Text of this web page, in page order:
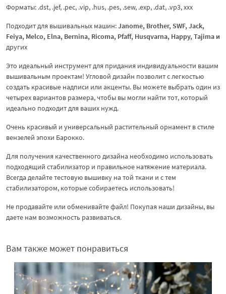
Форматы: .dst, .jef, .pec, .vip, .hus, .pes, .sew, .exp, .dat, .vp3, xxx
Подходит для вышивальных машин:Janome, Brother, SWF, Jack,
Feiya, Melco, Elna, Bernina, Ricoma, Pfaff, Husqvarna, Happy, Tajima и
других
Это идеальный инструмент для придания индивидуальности вашим
вышивальным проектам! Угловой дизайн позволит с легкостью
создать красивые надписи или акценты. Вы можете выбрать один из
четырех вариантов размера, чтобы вы могли найти тот, который
идеально подходит для ваших нужд.
Очень красивый и универсальный растительный орнамент в стиле
вензелей эпохи Барокко.
Для получения качественного дизайна необходимо использовать
подходящий стабилизатор и правильное натяжение материала.
Всегда делайте тестовую вышивку на той ткани и с тем
стабилизатором, которые собираетесь использовать!
Не продавайте или обменивайте файл! Покупая наши дизайны, вы
даете нам возможность развиваться.
Вам также может понравиться